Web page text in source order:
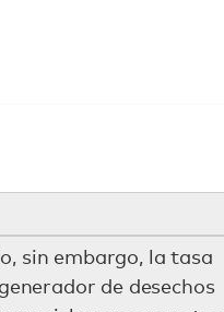
sin embargo, la tasa
de desechos